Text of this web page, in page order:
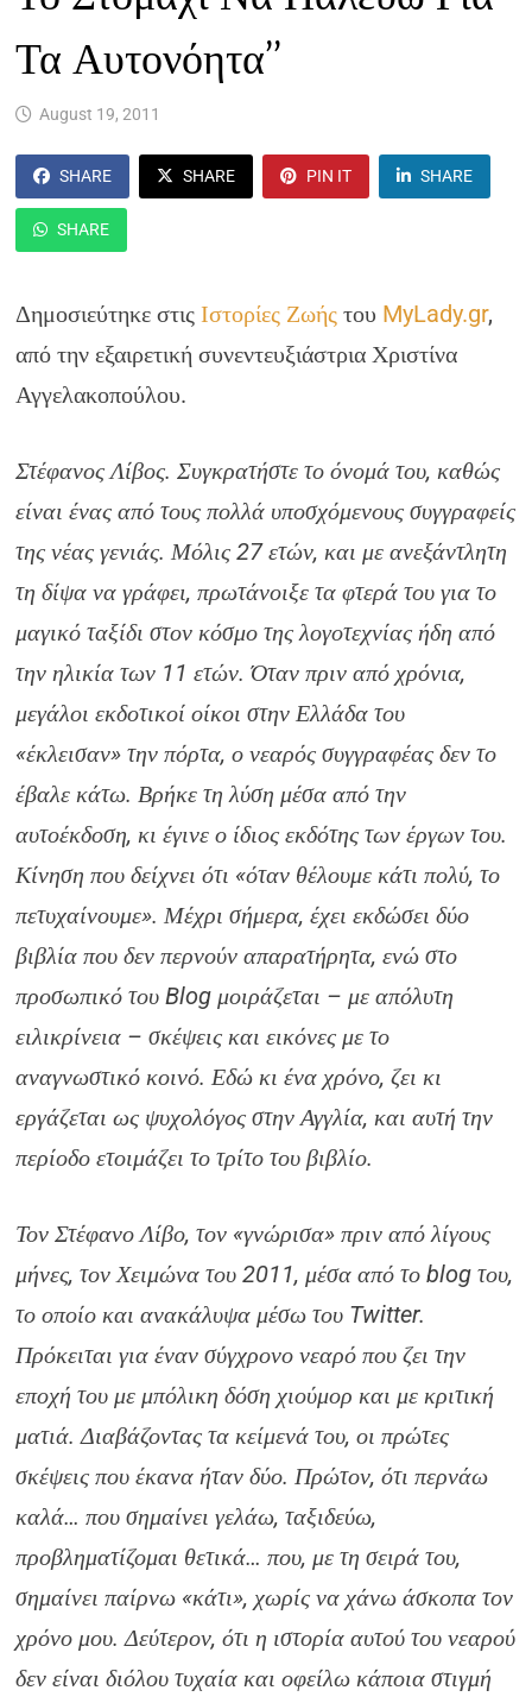
Τα Αυτονόητα”
August 19, 2011
SHARE SHARE PIN IT SHARE
SHARE
Δημοσιεύτηκε στιςΙστορίες Ζωής του MyLady.gr,
από την εξαιρετική συνεντευξιάστρια Χριστίνα
Αγγελακοπούλου.
Στέφανος Λίβος. Συγκρατήστε το όνομά του, καθώς
είναι ένας από τους πολλά υποσχόμενους συγγραφείς
της νέας γενιάς. Μόλις 27 ετών, και με ανεξάντλητη
τη δίψα να γράφει, πρωτάνοιξε τα φτερά του για το
μαγικό ταξίδι στον κόσμο της λογοτεχνίας ήδη από
την ηλικία των 11 ετών. Όταν πριν από χρόνια,
μεγάλοι εκδοτικοί οίκοι στην Ελλάδα του
«έκλεισαν» την πόρτα, ο νεαρός συγγραφέας δεν το
έβαλε κάτω. Βρήκε τη λύση μέσα από την
αυτοέκδοση, κι έγινε ο ίδιος εκδότης των έργων του.
Κίνηση που δείχνει ότι «όταν θέλουμε κάτι πολύ, το
πετυχαίνουμε». Μέχρι σήμερα, έχει εκδώσει δύο
βιβλία που δεν περνούν απαρατήρητα, ενώ στο
προσωπικό του Blog μοιράζεται – με απόλυτη
ειλικρίνεια – σκέψεις και εικόνες με το
αναγνωστικό κοινό. Εδώ κι ένα χρόνο, ζει κι
εργάζεται ως ψυχολόγος στην Αγγλία, και αυτή την
περίοδο ετοιμάζει το τρίτο του βιβλίο.
Τον Στέφανο Λίβο, τον «γνώρισα» πριν από λίγους
μήνες, τον Χειμώνα του 2011, μέσα από το blog του,
το οποίο και ανακάλυψα μέσω του Twitter.
Πρόκειται για έναν σύγχρονο νεαρό που ζει την
εποχή του με μπόλικη δόση χιούμορ και με κριτική
ματιά. Διαβάζοντας τα κείμενά του, οι πρώτες
σκέψεις που έκανα ήταν δύο. Πρώτον, ότι περνάω
καλά… που σημαίνει γελάω, ταξιδεύω,
προβληματίζομαι θετικά… που, με τη σειρά του,
σημαίνει παίρνω «κάτι», χωρίς να χάνω άσκοπα τον
χρόνο μου. Δεύτερον, ότι η ιστορία αυτού του νεαρού
δεν είναι διόλου τυχαία και οφείλω κάποια στιγμή